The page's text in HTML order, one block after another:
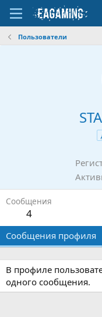
Пользователи
Сообщения
4
Сообщения профиля
В профиле
одного сообщения.